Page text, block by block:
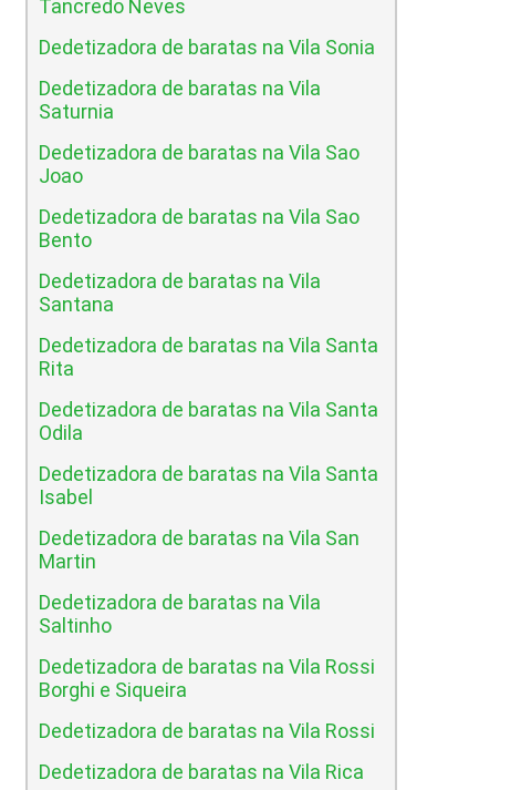
Tancredo Neves
Dedetizadora de baratas na Vila Sonia
Dedetizadora de baratas na Vila
Saturnia
Dedetizadora de baratas na Vila Sao
Joao
Dedetizadora de baratas na Vila Sao
Bento
Dedetizadora de baratas na Vila
Santana
Dedetizadora de baratas na Vila Santa
Rita
Dedetizadora de baratas na Vila Santa
Odila
Dedetizadora de baratas na Vila Santa
Isabel
Dedetizadora de baratas na Vila San
Martin
Dedetizadora de baratas na Vila
Saltinho
Dedetizadora de baratas na Vila Rossi
Borghi e Siqueira
Dedetizadora de baratas na Vila Rossi
Dedetizadora de baratas na Vila Rica